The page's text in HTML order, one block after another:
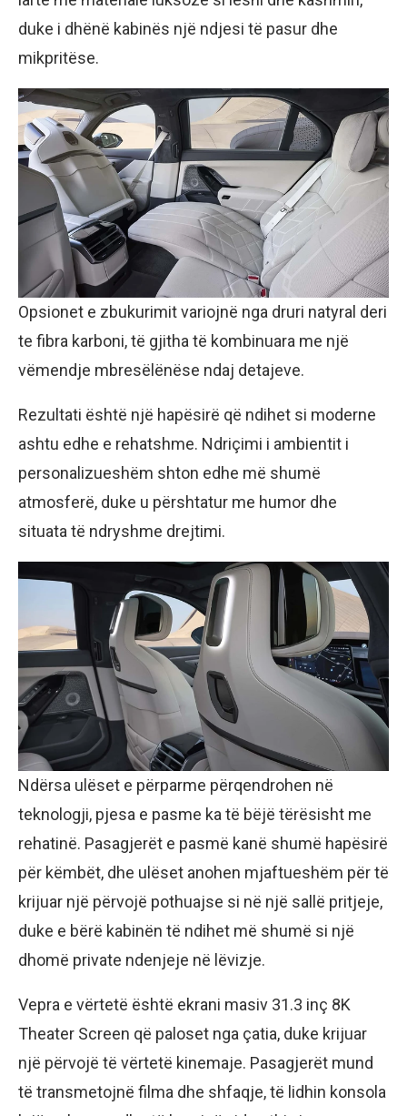
duke i dhënë kabinës një ndjesi të pasur dhe
mikpritëse.
Opsionet e zbukurimit variojnë nga druri natyral deri
te fibra karboni, të gjitha të kombinuara me një
vëmendje mbresëlënëse ndaj detajeve.
Rezultati është një hapësirë që ndihet si moderne
ashtu edhe e rehatshme. Ndriçimi i ambientit i
personalizueshëm shton edhe më shumë
atmosferë, duke u përshtatur me humor dhe
situata të ndryshme drejtimi.
Ndërsa ulëset e përparme përqendrohen në
teknologji, pjesa e pasme ka të bëjë tërësisht me
rehatinë. Pasagjerët e pasmë kanë shumë hapësirë
për këmbët, dhe ulëset anohen mjaftueshëm për të
krijuar një përvojë pothuajse si në një sallë pritjeje,
duke e bërë kabinën të ndihet më shumë si një
dhomë private ndenjeje në lëvizje.
Vepra e vërtetë është ekrani masiv 31.3 inç 8K
Theater Screen që paloset nga çatia, duke krijuar
një përvojë të vërtetë kinemaje. Pasagjerët mund
të transmetojnë filma dhe shfaqje, të lidhin konsola